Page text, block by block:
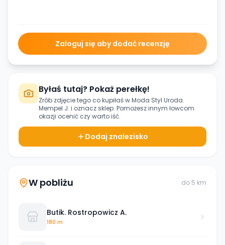
Zaloguj się aby dodać recenzję
Byłaś tutaj? Pokaż perełkę!
Zrób zdjęcie tego co kupiłaś wModa Styl Uroda.
Mempel J. i oznacz sklep. Pomożesz innym łowcom
okazji ocenić czy warto iść.
Dodaj znalezisko
W pobliżu do 5 km
Butik. Rostropowicz A.
180 m